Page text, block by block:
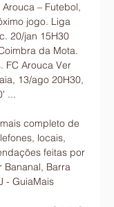
Brasil e outros países de língua portuguesa que vão transmitir este evento? Existe alguma casa de apostas onde se pode seguir o evento ao vivo? Verifica as.

Onde assistir Estoril x Arouca Futebol AO VIVO 27/01/2022 — O confronto envolvendo Estoril x Arouca vai ser realizado hoje, quinta-feira (27). O confronto entre as duas equipes é válido pelo ...

Flamengo, São Paulo, Corinthians, Palmeiras e Santos disputariam títulos na Europa, diz Jorge Jesus Passadas 18 rodadas, a tabela do Campeonato Brasileiro tem Flamengo, Santos, Palmeiras, Corinthians e São Paulo como os cinco primeiros colocados.

Nesta quinta-feira (07), o Atlético entrou em campo para enfrentar o América Mineiro. O clássico Mineiro aconteceu pela 10ª rodada do Brasileirão. Com a vitória por 3 a 1, o Galo garantiu a 4ª posição na classificação do Brasileirão 2018 e terá pela frente mais duas partidas no Independência para se manter no alto da tabela.

Jogos Estoril ao vivo, tabela, resultados Futebol - Portugal: placar ao vivo Estoril, resultados finais, tabelas, resumos de jogo com artilheiros, cartões amarelos e vermelhos, comparação de odds e ...

Embora Loulé White Night ocorre durante a noite foi realmente projetada para apelar a todas as idades. As decorações ao longo da rua e iluminação especial são suficientes para criar um fator uau que todos vão apreciar, enquanto as instalações de arte especial com elementos interativos apelaram aos adultos e crianças em diferentes níveis.

Bonsucesso, Rio De Janeiro, Brazil. formação de professor. São Gonçalo do Sapucaí. Cidade atual e naturalidade. Duque de Caxias (Rio de Janeiro) Cidade atual. Duque de Caxias (Rio de Janeiro) Naturalidade. Acerca de Dalva. SOU SERVA DO DEUS ALTISSIMO, O …

Características desta localidade. A Avenida Campos assume vocação residencial com 100,00% domicílios residenciais e está localizada no bairro de Centro na cidade de Barra Mansa RJ.

13h – Missa Sertaneja abrilhantada pelo Coral Terço dos Homens de Santa Rita de Ouro Preto, com transmissão ao vivo pela Rádio Itatiaia de Ouro Preto. Em seguida procissão com a imagem de Nossa Senhora da Piedade no andor e dos padroeiros vizinhos. Apresentação das Sete Alegrias de Maria. Descimento do mastro.

SAHE traz o Primeiro Congresso do Hospital Conectado, além de contar com espaço de exposição para unir profissionais da saúde com as principais inovações tecnológicas A SAHE – South America Health Exhibition, feira da área da saúde, que acontecerá do dia 13 ao dia 16 de março de 2017, projetou o SAHE Connected Hospital, área […]

Desfalcado, Flamengo mostra força, bate o Atlético-MG e abre 8 pontos do Santos Sem Rodrigo Caio, Filipe Luis, Arrascaeta e Gabriel, o time rubro-negro chegou aos 55 pontos e abriu larga vantagem. Estadão Conteúdo. Redação Folha Vitória.

Copa São Paulo 2018: Rodada de 32, dia 2 14h.. São Carlos x Ferroviária. 18h30. Flamengo x Elosport - transmissão ao vivo para todo o Brasil pela Sportv. 20h. Grêmio x Guarulhos - transmissão ao vivo para todo o Brasil pela Rede Vida e pela Sportv.com Jogos no horário do RN.

Estoril Praia e Moreirense FC ao vivo hoje Jogos do GD há 7 dias — 20 jan PL · Estoril 15:30 Arouca. 24 jan TdL assistir Estoril Praia x Moreirense FC ao vivo transmissão há 18 horas — assistir Estoril ...

Bilhetes | Site oficial do Sporting Clube de Portugal Hóquei em Patins - Campeonato Nacional. SPORTING CP. VS. Juv. Pacense. 20 janeiro 15:00. Comprar Bilhetes · Basquetebol - Liga. SPORTING CP. VS. AD Ovarense. 20 ...

Cruzeiro e Atlético brigarão pela conquista do Campeonato Mineiro no Mineirão.. grupo sabe disso. É trabalhar passo a passo ainda durante o treino esta semana o que a gente ainda tem que fazer e viver cada dia de treino da melhor maneira possível,. América-MG supera líder Bragantino e entra no G-4 da Série B há 9 horas.

Onde dá a Bola? - OndeBola - Data/Canal TV jogos futebol Consulte a data e o canal de TV que transmite o jogo de futebol em directo. Mostra Programação dos jogos na Televisão. Artigos de opinião sobre futebol em ...

Direto Basquetebol: Oliveirense vs Benfica. 23 Abril, 2017. 117.3k. SHARES. PARTILHA Tweet. Publicidade . A UD Oliveirense – SL Benfica é referente à 9.ª jornada da 2.ª fase do Campeonato Nacional de Basquetebol. Pode acompanhar o jogo de basquetebol aqui. Publicidade . …

Na terceira posição do Campeonato Português, o Benfica segue a caça dos líderes Sporting e Porto. Neste sábado, as Águias vão enfrentar o Chaves, no Estádio da Luz, em busca de mais uma vitória. Atual tricampeão, o Benfica não realiza boa temporada.

Tabela de Classificação do SL Benfica 17, 5, 3, 9, 18, 36, -18, 18, E D D D V. 13. EST Estoril Praia, 17, 5, 2, 10, 31, 32, -1, 17, V E V D D. 14. FCA FC Arouca, 17, 4, 4, 9, 23, 25, -2, 16, E V V D ...

Este curso apresenta os fundamentos, técnicas e ferramentas de visualização de dados, habilitando o aluno a trabalhar com grandes volumes de dados – seja consumindo ou p